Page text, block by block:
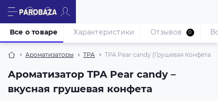
Ароматизаторы TPA TPA Pear candy (Грушевая Конфета)
Ароматизатор TPA Pear candy –
вкусная грушевая конфета
Все о товаре Характеристики Отзывов 0